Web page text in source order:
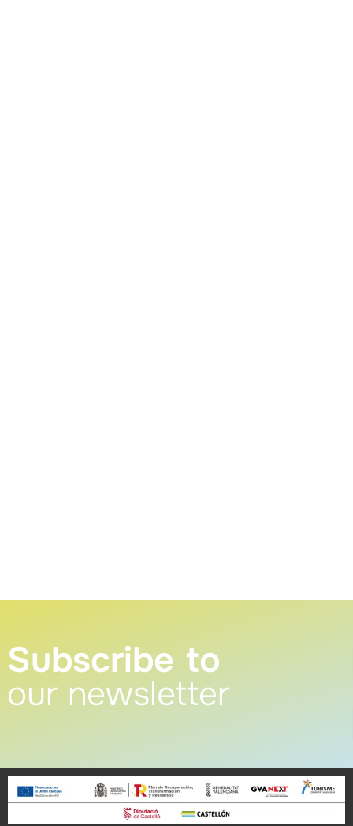
Subscribe to
our newsletter